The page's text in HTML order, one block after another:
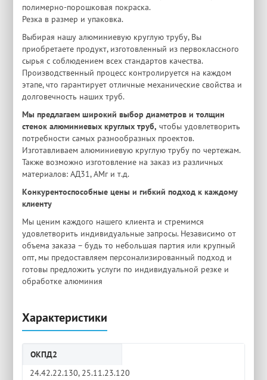
полимерно-порошковая покраска.
Резка в размер и упаковка.
Выбирая нашу алюминиевую круглую трубу, Вы
приобретаете продукт, изготовленный из первоклассного
сырья с соблюдением всех стандартов качества.
Производственный процесс контролируется на каждом
этапе, что гарантирует отличные механические свойства и
долговечность наших труб.
Мы предлагаем широкий выбор диаметров и толщин
стенок алюминиевых круглых труб, чтобы удовлетворить
потребности самых разнообразных проектов.
Изготавливаем алюминиевую круглую трубу по чертежам.
Также возможно изготовление на заказ из различных
материалов: АД31, АМг и т.д.
Конкурентоспособные цены и гибкий подход к каждому
клиенту
Мы ценим каждого нашего клиента и стремимся
удовлетворить индивидуальные запросы. Независимо от
объема заказа – будь то небольшая партия или крупный
опт, мы предоставляем персонализированный подход и
готовы предложить услуги по индивидуальной резке и
обработке алюминия
Характеристики
ОКПД2
24.42.22.130, 25.11.23.120